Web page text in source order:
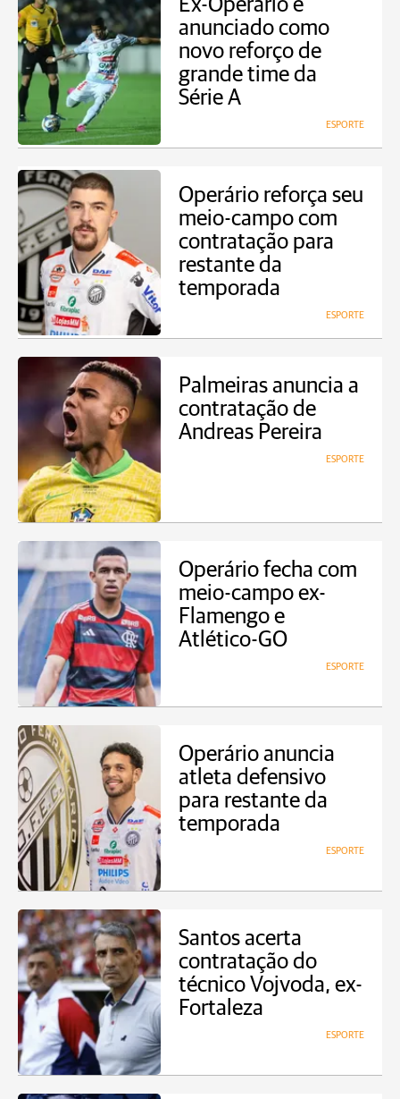
Ex-Operário é
anunciado como
novo reforço de
grande time da
Série A
ESPORTE
Operário reforça seu
meio-campo com
contratação para
restante da
temporada
ESPORTE
Palmeiras anuncia a
contratação de
Andreas Pereira
ESPORTE
Operário fecha com
meio-campo ex-
Flamengo e
Atlético-GO
ESPORTE
Operário anuncia
atleta defensivo
para restante da
temporada
ESPORTE
Santos acerta
contratação do
técnico Vojvoda, ex-
Fortaleza
ESPORTE